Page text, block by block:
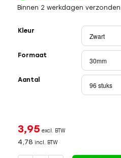
Binnen 2 werkdagen verzonden
Kleur
Formaat
Aantal
3,95 excl. BTW
4,78 incl. BTW